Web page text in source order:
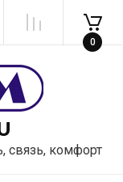
связь, комфорт
0